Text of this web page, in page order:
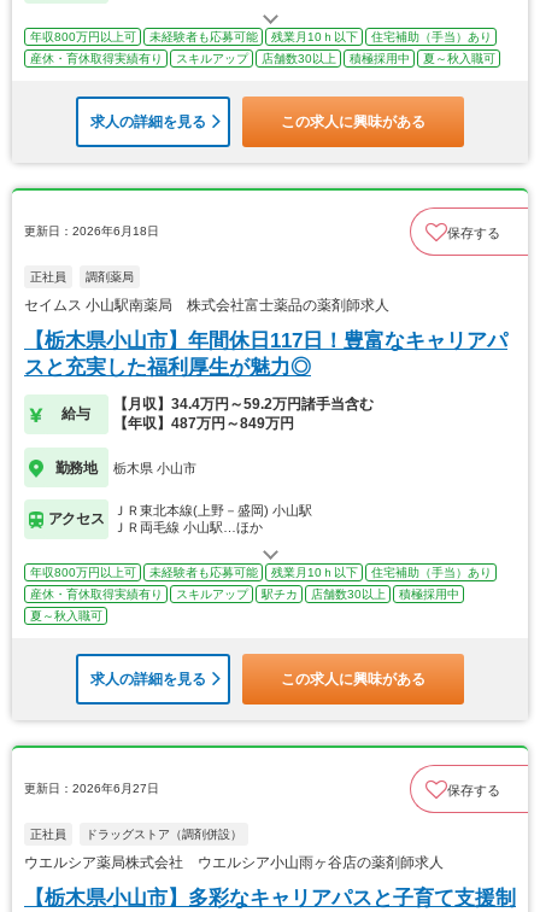
年収800万円以上可 未経験者も応募可能 残業月10ｈ以下
住宅補助（手当）あり
産休・育休取得実績有り
スキルアップ 店舗数30以上 積極採用中 夏～秋入職可
求人の詳細を見る この求人に興味がある
更新日：2026年6月18日 保存する
正社員 調剤薬局
セイムス 小山駅南薬局 株式会社富士薬品の薬剤師求人
【栃木県小山市】年間休日117日！豊富なキャリアパ
スと充実した福利厚生が魅力◎
給与
【月収】34.4万円～59.2万円諸手当含む
【年収】487万円～849万円
勤務地 栃木県 小山市
アクセス
ＪＲ東北本線(上野－盛岡) 小山駅
ＪＲ両毛線 小山駅…ほか
年収800万円以上可 未経験者も応募可能 残業月10ｈ以下
住宅補助（手当）あり
産休・育休取得実績有り
スキルアップ 駅チカ 店舗数30以上
積極採用中
夏～秋入職可
求人の詳細を見る この求人に興味がある
更新日：2026年6月27日 保存する
正社員 ドラッグストア（調剤併設）
ウエルシア薬局株式会社 ウエルシア小山雨ヶ谷店の薬剤師求人
【栃木県小山市】多彩なキャリアパスと子育て支援制